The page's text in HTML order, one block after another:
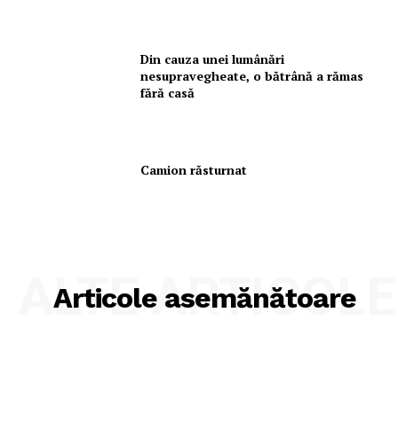
Din cauza unei lumânări
nesupravegheate, o bătrână a rămas
fără casă
Camion răsturnat
Articole asemănătoare
ALTE ARTICOLE